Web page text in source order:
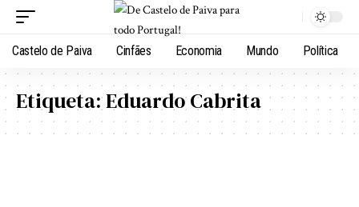
Castelo de Paiva Cinfães Economia Mundo Política
Etiqueta:Eduardo Cabrita